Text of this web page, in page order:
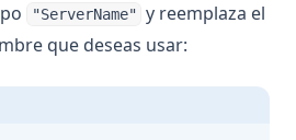
"ServerName" y reemplaza el
que deseas usar: